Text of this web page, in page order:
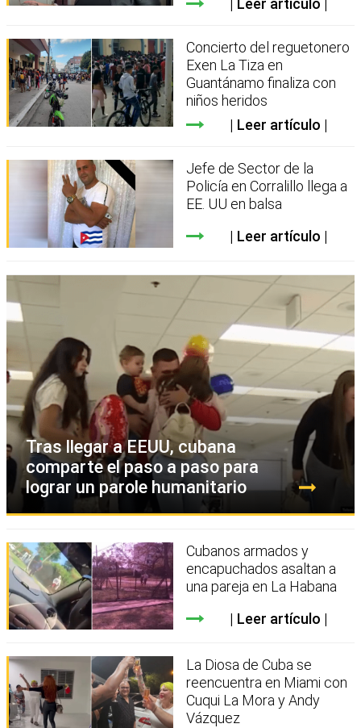
Leer artículo
Concierto del reguetonero
Exen La Tiza en
Guantánamo finaliza con
niños heridos
Leer artículo
Jefe de Sector de la
Policía en Corralillo llega a
EE. UU en balsa
Leer artículo
Tras llegar a EEUU, cubana
comparte el paso a paso para
lograr un parole humanitario
Cubanos armados y
encapuchados asaltan a
una pareja en La Habana
Leer artículo
La Diosa de Cuba se
reencuentra en Miami con
Cuqui La Mora y Andy
Vázquez